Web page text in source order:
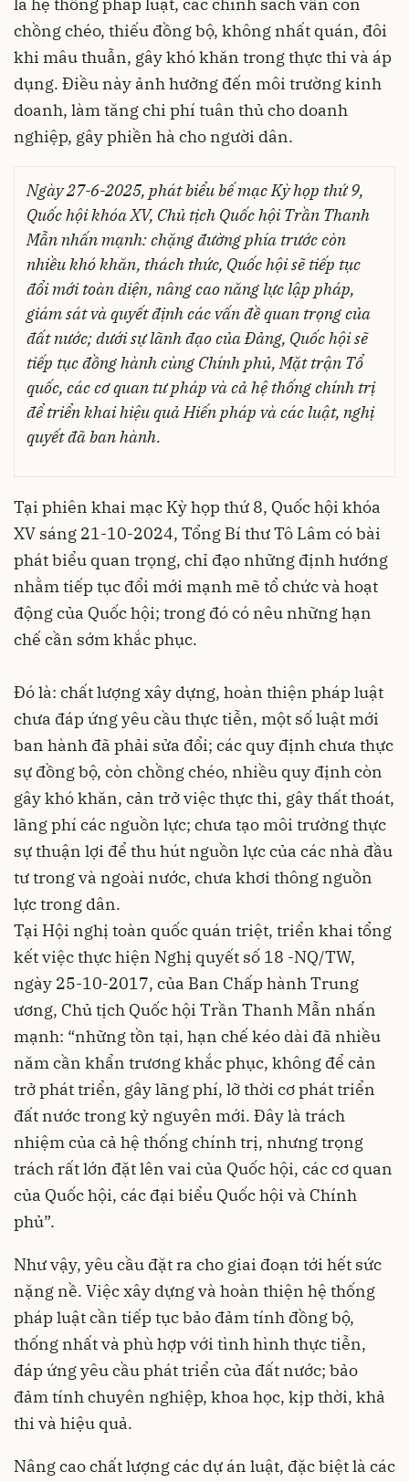
là hệ thống pháp luật, các chính sách vẫn còn
chồng chéo, thiếu đồng bộ, không nhất quán, đôi
khi mâu thuẫn, gây khó khăn trong thực thi và áp
dụng. Điều này ảnh hưởng đến môi trường kinh
doanh, làm tăng chi phí tuân thủ cho doanh
nghiệp, gây phiền hà cho người dân.
Ngày 27-6-2025, phát biểu bế mạc Kỳ họp thứ 9,
Quốc hội khóa XV, Chủ tịch Quốc hội Trần Thanh
Mẫn nhấn mạnh: chặng đường phía trước còn
nhiều khó khăn, thách thức, Quốc hội sẽ tiếp tục
đổi mới toàn diện, nâng cao năng lực lập pháp,
giám sát và quyết định các vấn đề quan trọng của
đất nước; dưới sự lãnh đạo của Đảng, Quốc hội sẽ
tiếp tục đồng hành cùng Chính phủ, Mặt trận Tổ
quốc, các cơ quan tư pháp và cả hệ thống chính trị
để triển khai hiệu quả Hiến pháp và các luật, nghị
quyết đã ban hành.
Tại phiên khai mạc Kỳ họp thứ 8, Quốc hội khóa
XV sáng 21-10-2024, Tổng Bí thư Tô Lâm có bài
phát biểu quan trọng, chỉ đạo những định hướng
nhằm tiếp tục đổi mới mạnh mẽ tổ chức và hoạt
động của Quốc hội; trong đó có nêu những hạn
chế cần sớm khắc phục.
Đó là: chất lượng xây dựng, hoàn thiện pháp luật
chưa đáp ứng yêu cầu thực tiễn, một số luật mới
ban hành đã phải sửa đổi; các quy định chưa thực
sự đồng bộ, còn chồng chéo, nhiều quy định còn
gây khó khăn, cản trở việc thực thi, gây thất thoát,
lãng phí các nguồn lực; chưa tạo môi trường thực
sự thuận lợi để thu hút nguồn lực của các nhà đầu
tư trong và ngoài nước, chưa khơi thông nguồn
lực trong dân.
Tại Hội nghị toàn quốc quán triệt, triển khai tổng
kết việc thực hiện Nghị quyết số 18 -NQ/TW,
ngày 25-10-2017, của Ban Chấp hành Trung
ương, Chủ tịch Quốc hội Trần Thanh Mẫn nhấn
mạnh: “những tồn tại, hạn chế kéo dài đã nhiều
năm cần khẩn trương khắc phục, không để cản
trở phát triển, gây lãng phí, lỡ thời cơ phát triển
đất nước trong kỷ nguyên mới. Đây là trách
nhiệm của cả hệ thống chính trị, nhưng trọng
trách rất lớn đặt lên vai của Quốc hội, các cơ quan
của Quốc hội, các đại biểu Quốc hội và Chính
phủ”.
Như vậy, yêu cầu đặt ra cho giai đoạn tới hết sức
nặng nề. Việc xây dựng và hoàn thiện hệ thống
pháp luật cần tiếp tục bảo đảm tính đồng bộ,
thống nhất và phù hợp với tình hình thực tiễn,
đáp ứng yêu cầu phát triển của đất nước; bảo
đảm tính chuyên nghiệp, khoa học, kịp thời, khả
thi và hiệu quả.
Nâng cao chất lượng các dự án luật, đặc biệt là các